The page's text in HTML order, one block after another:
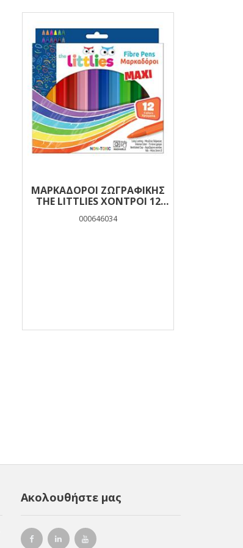
ΜΑΡΚΑΔΌΡΟΙ ΖΩΓΡΑΦΙΚΉΣ
THE LITTLIES ΧΟΝΤΡΟΊ 12
000646034
Ακολουθήστε μας